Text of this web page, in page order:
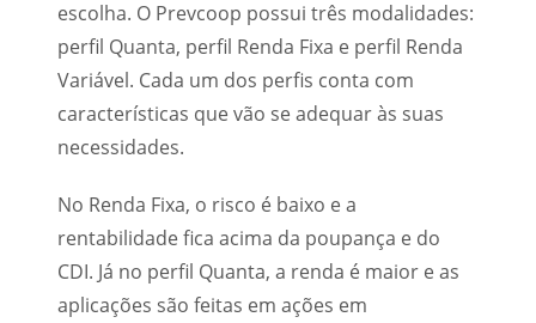
escolha. O Prevcoop possui três modalidades:
perfil Quanta, perfil Renda Fixa e perfil Renda
Variável. Cada um dos perfis conta com
características que vão se adequar às suas
necessidades.
No Renda Fixa, o risco é baixo e a
rentabilidade fica acima da poupança e do
CDI. Já no perfil Quanta, a renda é maior e as
aplicações são feitas em ações em